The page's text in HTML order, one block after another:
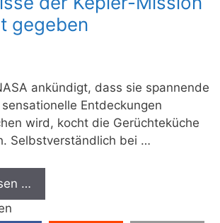
gegeben
ankündigt, dass sie spannende
Entdeckungen
wird, kocht die Gerüchteküche
Selbstverständlich bei …
…